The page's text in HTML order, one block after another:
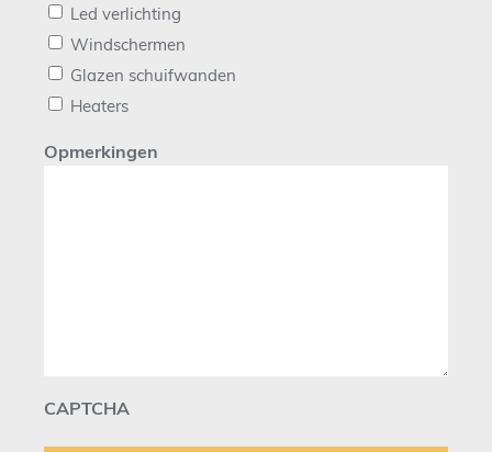
Led verlichting
Windschermen
Glazen schuifwanden
Heaters
Opmerkingen
CAPTCHA